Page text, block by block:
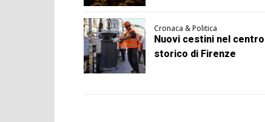
Cronaca & Politica
Nuovi cestini nel centro
storico di Firenze